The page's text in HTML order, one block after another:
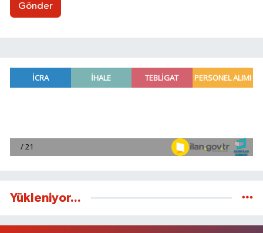
Gönder
Yükleniyor...